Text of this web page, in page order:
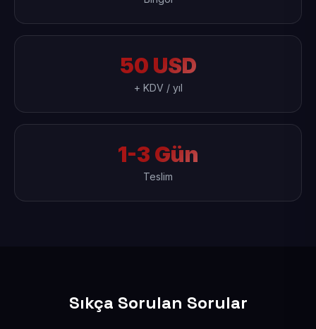
50 USD
+ KDV / yıl
1-3 Gün
Teslim
Sıkça Sorulan Sorular